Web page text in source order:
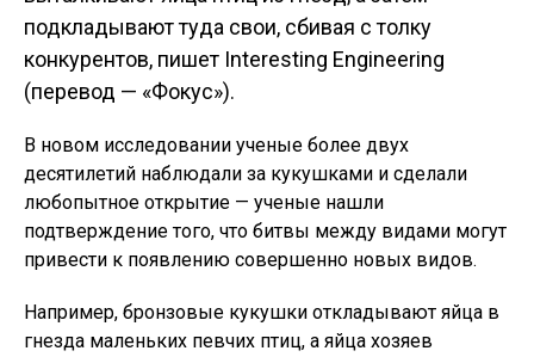
подкладывают туда свои, сбивая с толку
конкурентов, пишет Interesting Engineering
(перевод — «Фокус»).
В новом исследовании ученые более двух
десятилетий наблюдали за кукушками и сделали
любопытное открытие — ученые нашли
подтверждение того, что битвы между видами могут
привести к появлению совершенно новых видов.
Например, бронзовые кукушки откладывают яйца в
гнезда маленьких певчих птиц, а яйца хозяев